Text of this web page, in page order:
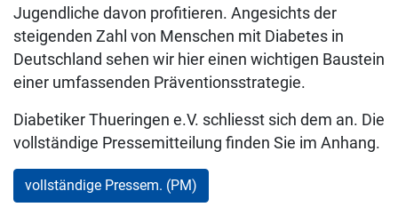
Jugendliche davon profitieren. Angesichts der
steigenden Zahl von Menschen mit Diabetes in
Deutschland sehen wir hier einen wichtigen Baustein
einer umfassenden Präventionsstrategie.
Diabetiker Thueringen e.V. schliesst sich dem an. Die
vollständige Pressemitteilung finden Sie im Anhang.
vollständige Pressem. (PM)